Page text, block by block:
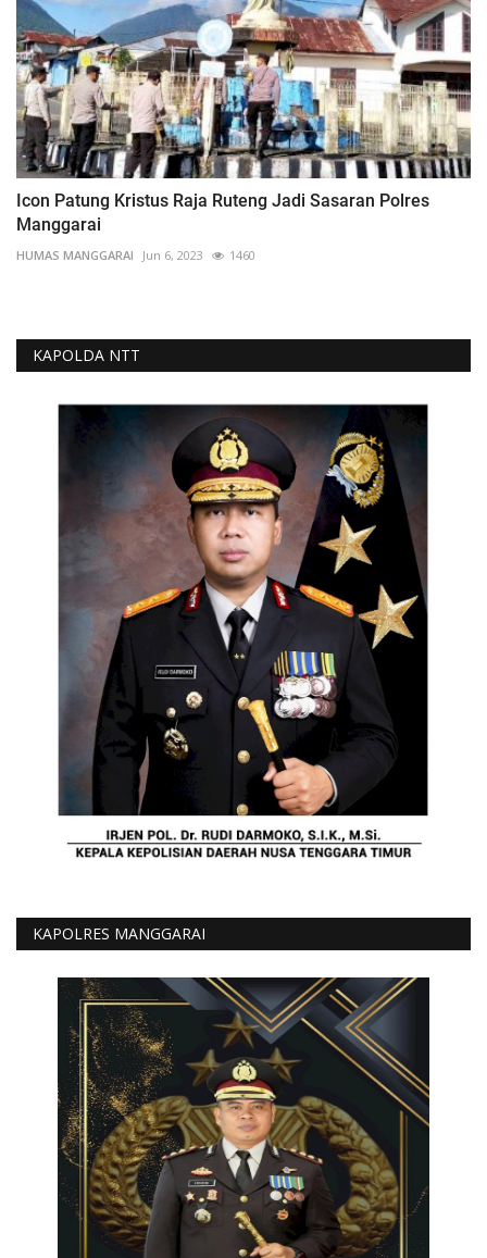
Icon Patung Kristus Raja Ruteng Jadi Sasaran Polres
Manggarai
HUMAS MANGGARAI Jun 6, 2023 1460
KAPOLDA NTT
KAPOLRES MANGGARAI